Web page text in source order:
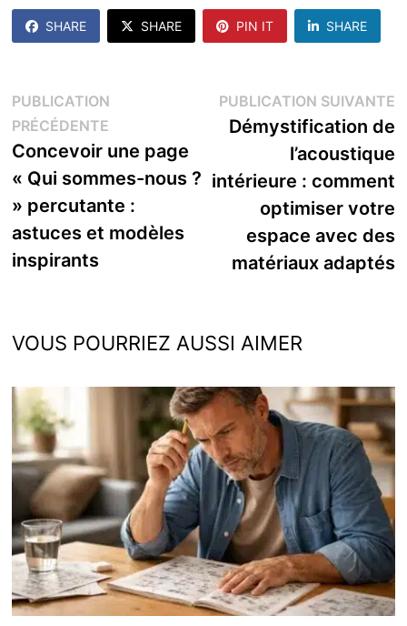
SHARE SHARE PIN IT SHARE
Navigation
de
l’article
PUBLICATION
PRÉCÉDENTEPublication
précédente :
Concevoir une page
« Qui sommes-nous ?
» percutante :
astuces et modèles
inspirants
PUBLICATION SUIVANTE
Démystification de
l’acoustique
intérieure : comment
optimiser votre
espace avec des
matériaux adaptés
VOUS POURRIEZ AUSSI AIMER